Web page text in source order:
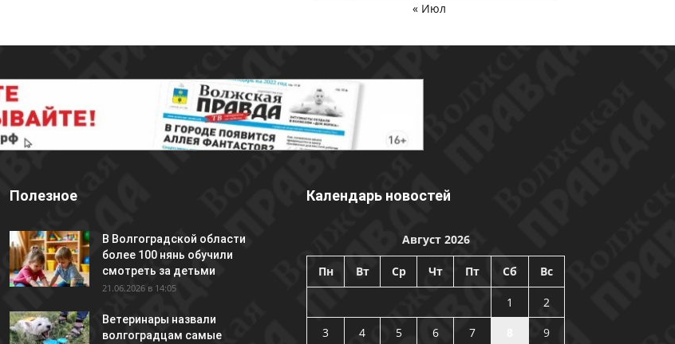
« Июл
Полезное
В Волгоградской области
более 100 нянь обучили
смотреть за детьми
21.06.2026 в 14:05
Ветеринары назвали
волгоградцам самые
Календарь новостей
Август 2026
Пн Вт Ср Чт Пт Сб Вс
1
2
3
4 5 6 7
9